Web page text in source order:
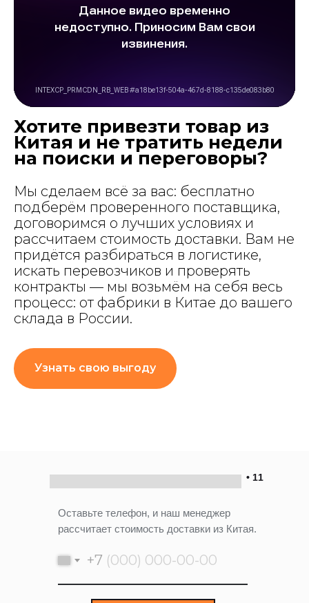
Хотите привезти товар из
Китая и не тратить недели
на поиски и переговоры?
Мы сделаем всё за вас: бесплатно
подберём проверенного поставщика,
договоримся о лучших условиях и
рассчитаем стоимость доставки. Вам не
придётся разбираться в логистике,
искать перевозчиков и проверять
контракты — мы возьмём на себя весь
процесс: от фабрики в Китае до вашего
склада в России.
Узнать свою выгоду
• 11
+7
Оставьте телефон, и наш менеджер
рассчитает стоимость доставки из Китая.